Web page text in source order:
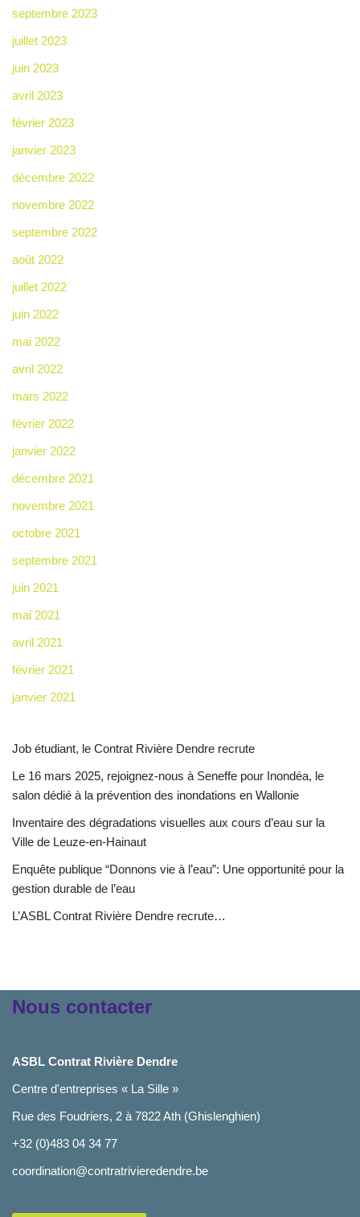
septembre 2023
juillet 2023
juin 2023
avril 2023
février 2023
janvier 2023
décembre 2022
novembre 2022
septembre 2022
août 2022
juillet 2022
juin 2022
mai 2022
avril 2022
mars 2022
février 2022
janvier 2022
décembre 2021
novembre 2021
octobre 2021
septembre 2021
juin 2021
mai 2021
avril 2021
février 2021
janvier 2021
Job étudiant, le Contrat Rivière Dendre recrute
Le 16 mars 2025, rejoignez-nous à Seneffe pour Inondéa, le
salon dédié à la prévention des inondations en Wallonie
Inventaire des dégradations visuelles aux cours d’eau sur la
Ville de Leuze-en-Hainaut
Enquête publique “Donnons vie à l’eau”: Une opportunité pour la
gestion durable de l’eau
L’ASBL Contrat Rivière Dendre recrute…
Nous contacter
ASBL Contrat Rivière Dendre
Centre d'entreprises « La Sille »
Rue des Foudriers, 2 à 7822 Ath (Ghislenghien)
+32 (0)483 04 34 77
coordination@contratrivieredendre.be